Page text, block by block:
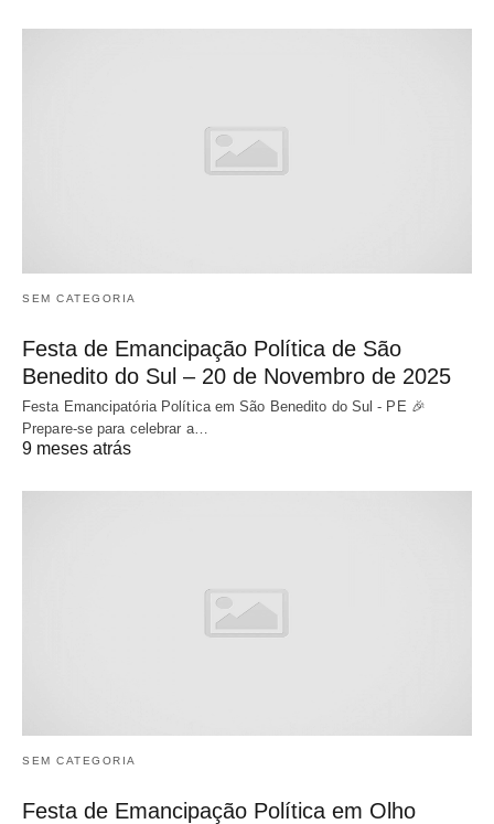
SEM CATEGORIA
Festa de Emancipação Política de São
Benedito do Sul – 20 de Novembro de 2025
Festa Emancipatória Política em São Benedito do Sul - PE 🎉
Prepare-se para celebrar a…
9 meses atrás
SEM CATEGORIA
Festa de Emancipação Política em Olho